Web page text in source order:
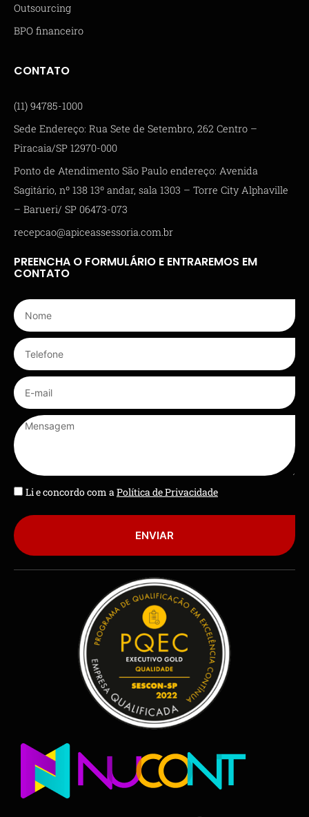
Outsourcing
BPO financeiro
CONTATO
(11) 94785-1000
Sede Endereço: Rua Sete de Setembro, 262 Centro –
Piracaia/SP 12970-000
Ponto de Atendimento São Paulo endereço: Avenida
Sagitário, nº 138 13º andar, sala 1303 – Torre City Alphaville
– Barueri/ SP 06473-073
recepcao@apiceassessoria.com.br
PREENCHA O FORMULÁRIO E ENTRAREMOS EM
CONTATO
Li e concordo com aPolítica de Privacidade
ENVIAR